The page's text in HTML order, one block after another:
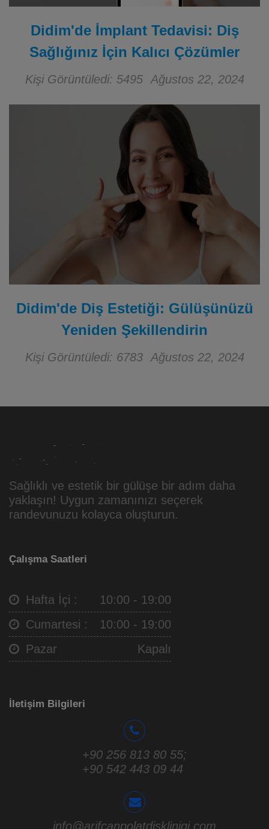
Didim'de İmplant Tedavisi: Diş
Sağlığınız İçin Kalıcı Çözümler
Kişi Görüntüledi: 5495 Ağustos 22, 2024
Didim'de Diş Estetiği: Gülüşünüzü
Yeniden Şekillendirin
Kişi Görüntüledi: 6783 Ağustos 22, 2024
Sağlıklı ve estetik bir gülüşe bir adım daha
yaklaşın! Uygun zamanınızı seçerek
randevunuzu kolayca oluşturun.
Çalışma Saatleri
Hafta İçi :
10:00 - 19:00
Cumartesi :
10:00 - 19:00
Pazar
Kapalı
İletişim Bilgileri
+90 256 813 80 55;
+90 542 443 09 44
info@arifcanpolatdisklinigi.com